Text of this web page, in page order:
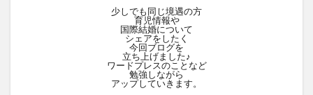
少しでも同じ境遇の方
育児情報や
国際結婚について
シェアをしたく
今回ブログを
立ち上げました♪
ワードプレスのことなど
勉強しながら
アップしていきます。